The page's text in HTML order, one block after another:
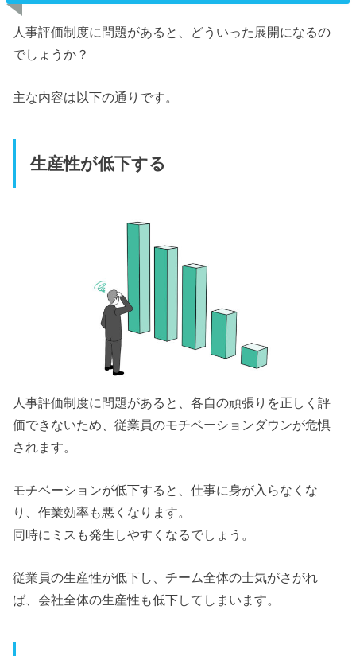
人事評価制度に問題があると、どういった展開になるの
でしょうか？
主な内容は以下の通りです。
生産性が低下する
人事評価制度に問題があると、各自の頑張りを正しく評
価できないため、従業員のモチベーションダウンが危惧
されます。
モチベーションが低下すると、仕事に身が入らなくな
り、作業効率も悪くなります。
同時にミスも発生しやすくなるでしょう。
従業員の生産性が低下し、チーム全体の士気がさがれ
ば、会社全体の生産性も低下してしまいます。